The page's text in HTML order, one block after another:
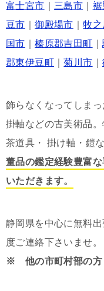
富士宮市 ｜三島市 裾
豆市 ｜御殿場市 ｜牧之
国市 ｜榛原郡吉田町 ｜
郡東伊豆町
｜菊川市 ｜
飾らなくなってしま
掛軸などの古美術品
茶道具・ 掛け軸・鎧
董品の鑑定経験豊富
いただきます。
静岡県を中心に無料
度ご連絡下さいませ。
※ 他の市町村部の方